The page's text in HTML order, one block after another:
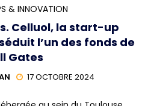
& INNOVATION
Celluol, la start-up
l’un des fonds de
Gates
17 OCTOBRE 2024